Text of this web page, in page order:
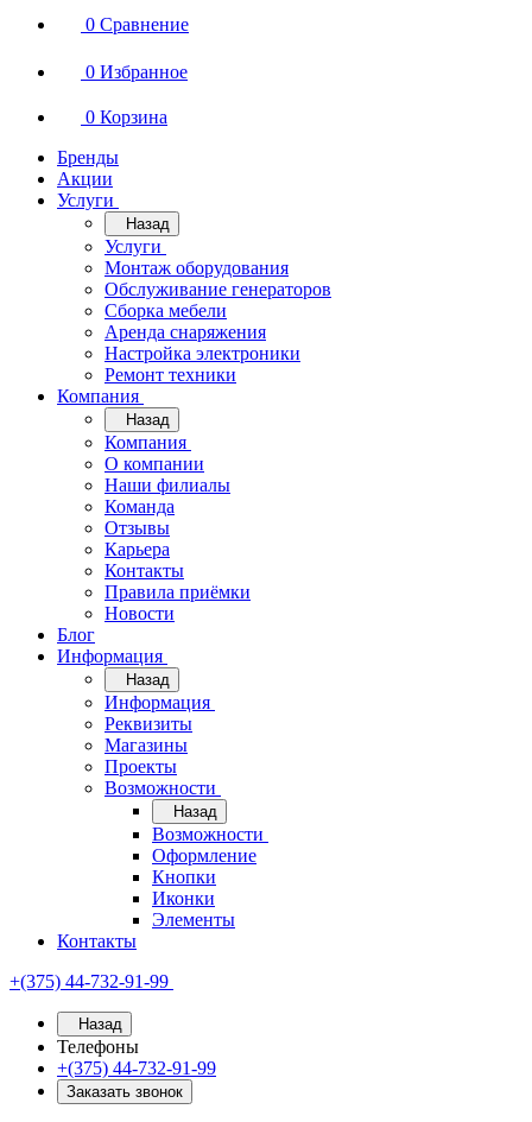
0 Сравнение
0 Избранное
0 Корзина
Бренды
Акции
Услуги
Назад
Услуги
Монтаж оборудования
Обслуживание генераторов
Сборка мебели
Аренда снаряжения
Настройка электроники
Ремонт техники
Компания
Назад
Компания
О компании
Наши филиалы
Команда
Отзывы
Карьера
Контакты
Правила приёмки
Новости
Блог
Информация
Назад
Информация
Реквизиты
Магазины
Проекты
Возможности
Назад
Возможности
Оформление
Кнопки
Иконки
Элементы
Контакты
+(375) 44-732-91-99
Назад
Телефоны
+(375) 44-732-91-99
Заказать звонок